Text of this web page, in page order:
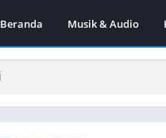
Beranda Musik & Audio